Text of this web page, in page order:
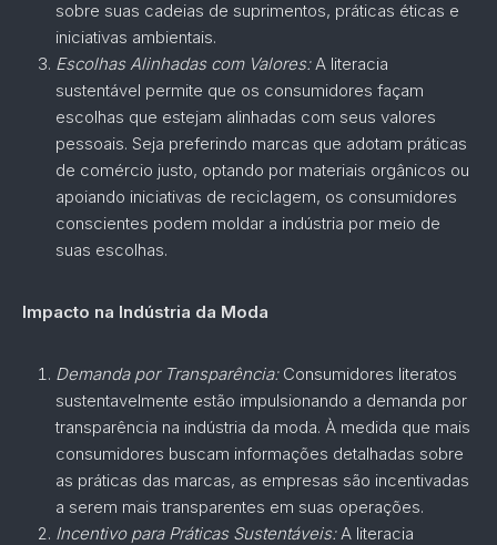
sobre suas cadeias de suprimentos, práticas éticas e
iniciativas ambientais.
Escolhas Alinhadas com Valores:A literacia
sustentável permite que os consumidores façam
escolhas que estejam alinhadas com seus valores
pessoais. Seja preferindo marcas que adotam práticas
de comércio justo, optando por materiais orgânicos ou
apoiando iniciativas de reciclagem, os consumidores
conscientes podem moldar a indústria por meio de
suas escolhas.
Impacto na Indústria da Moda
Demanda por Transparência:Consumidores literatos
sustentavelmente estão impulsionando a demanda por
transparência na indústria da moda. À medida que mais
consumidores buscam informações detalhadas sobre
as práticas das marcas, as empresas são incentivadas
a serem mais transparentes em suas operações.
Incentivo para Práticas Sustentáveis:A literacia